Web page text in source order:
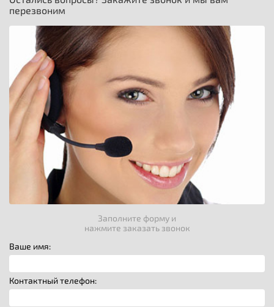
перезвоним
Заполните форму и
нажмите заказать звонок
Ваше имя:
Контактный телефон: